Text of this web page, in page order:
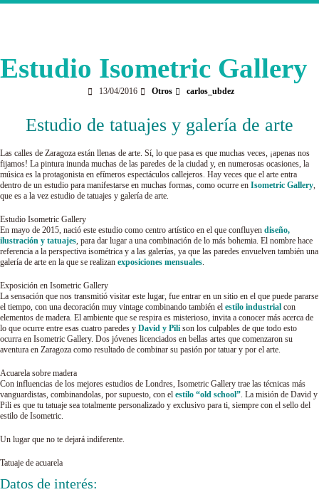
Estudio Isometric Gallery
13/04/2016 Otros carlos_ubdez
Estudio de tatuajes y galería de arte
Las calles de Zaragoza están llenas de arte. Sí, lo que pasa es que muchas veces, ¡apenas nos
fijamos! La pintura inunda muchas de las paredes de la ciudad y, en numerosas ocasiones, la
música es la protagonista en efímeros espectáculos callejeros. Hay veces que el arte entra
dentro de un estudio para manifestarse en muchas formas, como ocurre en Isometric Gallery,
que es a la vez estudio de tatuajes y galería de arte.
Estudio Isometric Gallery
En mayo de 2015, nació este estudio como centro artístico en el que confluyen diseño,
ilustración y tatuajes, para dar lugar a una combinación de lo más bohemia. El nombre hace
referencia a la perspectiva isométrica y a las galerías, ya que las paredes envuelven también una
galería de arte en la que se realizan exposiciones mensuales.
Exposición en Isometric Gallery
La sensación que nos transmitió visitar este lugar, fue entrar en un sitio en el que puede pararse
el tiempo, con una decoración muy vintage combinando también el estilo industrial con
elementos de madera. El ambiente que se respira es misterioso, invita a conocer más acerca de
lo que ocurre entre esas cuatro paredes y David y Pili son los culpables de que todo esto
ocurra en Isometric Gallery. Dos jóvenes licenciados en bellas artes que comenzaron su
aventura en Zaragoza como resultado de combinar su pasión por tatuar y por el arte.
Acuarela sobre madera
Con influencias de los mejores estudios de Londres, Isometric Gallery trae las técnicas más
vanguardistas, combinandolas, por supuesto, con el estilo “old school”. La misión de David y
Pili es que tu tatuaje sea totalmente personalizado y exclusivo para ti, siempre con el sello del
estilo de Isometric.
Un lugar que no te dejará indiferente.
Tatuaje de acuarela
Datos de interés: